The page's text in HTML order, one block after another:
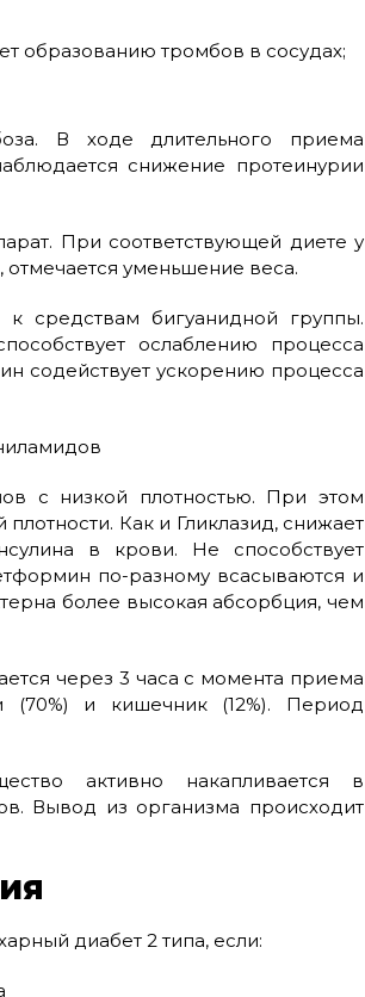
образованию тромбов в сосудах;
В ходе длительного приема
снижение протеинурии
При соответствующей диете у
уменьшение веса.
средствам бигуанидной группы.
ослаблению процесса
содействует ускорению процесса
с низкой плотностью. При этом
Как и Гликлазид, снижает
в крови. Не способствует
по-разному всасываются и
более высокая абсорбция, чем
через 3 часа с момента приема
(70%) и кишечник (12%). Период
активно накапливается в
Вывод из организма происходит
диабет 2 типа, если: